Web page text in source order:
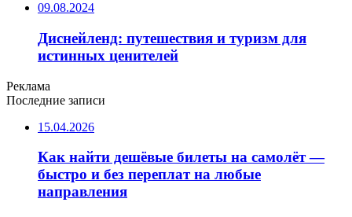
09.08.2024
Диснейленд: путешествия и туризм для
истинных ценителей
Реклама
Последние записи
15.04.2026
Как найти дешёвые билеты на самолёт —
быстро и без переплат на любые
направления